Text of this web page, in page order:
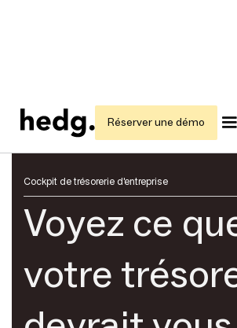
Réserver une démo
Cockpit de trésorerie d'entreprise
Voyez ce
votre